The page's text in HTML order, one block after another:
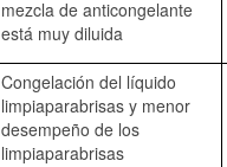
mezcla de anticongelante
está muy diluida
Congelación del líquido
limpiaparabrisas y menor
desempeño de los
limpiaparabrisas